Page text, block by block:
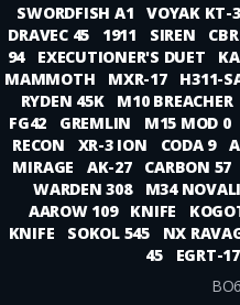
SWORDFISH A1
VOYAK KT-3
DRAVEC 45
1911 SIREN
94
EXECUTIONER'S DUET
MAMMOTH
MXR-17 H311-
RYDEN 45K
M10 BREACHER
FG42
GREMLIN M15 MOD 0
RECON
XR-3 ION CODA 9
MIRAGE
AK-27 CARBON 57
WARDEN 308
M34
AAROW 109 KNIFE
KNIFE
SOKOL 545 NX
45
EGRT-17